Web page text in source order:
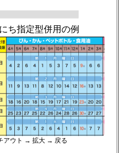
ち指定型併用の例
アウト → 拡大 → 戻る